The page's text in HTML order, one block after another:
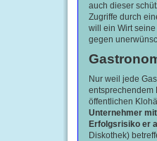
auch dieser
Zugriffe durch
will ein Wirt
gegen
Nur weil jede
entsprechendem
öffentlichen
Unternehmer
Erfolgsrisiko er
Diskothek)